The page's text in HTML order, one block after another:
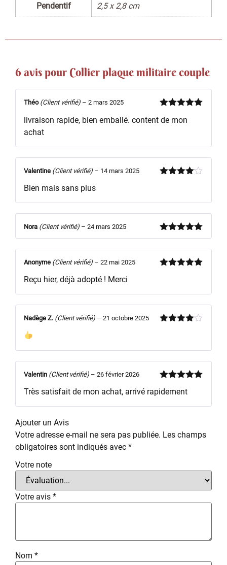
Pendentif 2,5 x 2,8 cm
6 avis pour Collier plaque militaire couple
5
Théo (Client vérifié) – 2 mars 2025
livraison rapide, bien emballé. content de mon
achat
Valentine (Client vérifié) – 14 mars 2025
Bien mais sans plus
Note5sur
Nora (Client vérifié) – 24 mars 2025
Anonyme (Client vérifié) – 22 mai 2025
Reçu hier, déjà adopté ! Merci
Nadège Z. (Client vérifié) – 21 octobre 2025
5
Valentin (Client vérifié) – 26 février 2026
Très satisfait de mon achat, arrivé rapidement
Ajouter un Avis
Votre adresse e-mail ne sera pas publiée. Les champs
obligatoires sont indiqués avec *
Votre note
Votre avis *
Nom *